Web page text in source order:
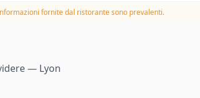
fornite dal ristorante sono prevalenti.
— Lyon